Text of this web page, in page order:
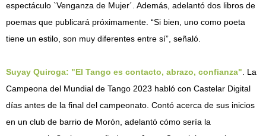
espectáculo `Venganza de Mujer´. Además, adelantó dos libros de
poemas que publicará próximamente. “Si bien, uno como poeta
tiene un estilo, son muy diferentes entre sí”, señaló.
Suyay Quiroga: "El Tango es contacto, abrazo, confianza" . La
Campeona del Mundial de Tango 2023 habló con Castelar Digital
días antes de la final del campeonato. Contó acerca de sus inicios
en un club de barrio de Morón, adelantó cómo sería la